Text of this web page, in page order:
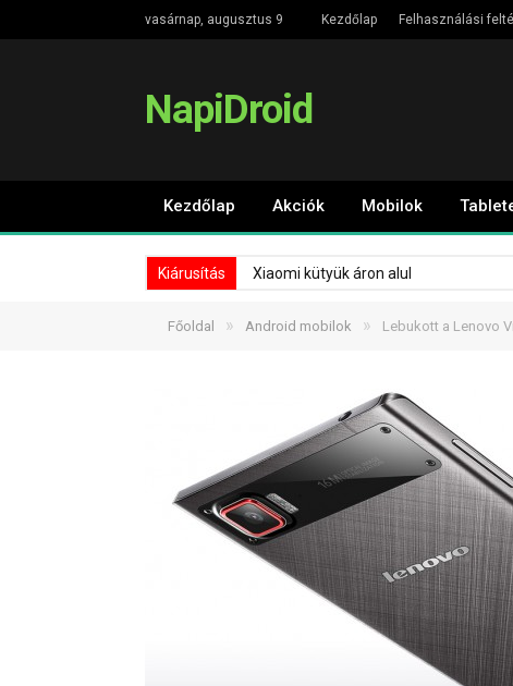
vasárnap, augusztus 9 Kezdőlap Felhasználási
NapiDroid
Kezdőlap Akciók Mobilok
Kiárusítás Xiaomi kütyük áron alul
Főoldal » Android mobilok » Lebukott a Lenovo